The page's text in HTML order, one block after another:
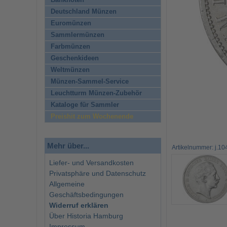
Artikelnummer:
Deutschland Münzen
Euromünzen
Sammlermünzen
Farbmünzen
Geschenkideen
Weltmünzen
Münzen-Sammel-Service
Leuchtturm Münzen-Zubehör
Kataloge für Sammler
Preishit zum Wochenende
Mehr über...
Liefer- und Versandkosten
Privatsphäre und Datenschutz
Allgemeine
Geschäftsbedingungen
Widerruf erklären
Über Historia Hamburg